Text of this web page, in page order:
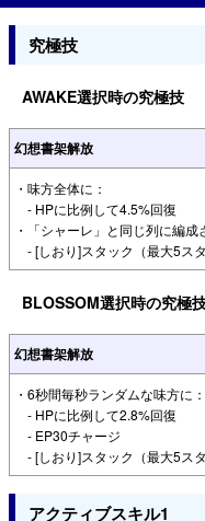
究極技
AWAKE選択時の究極技
幻想書架解放
・味方全体に：
- HPに比例して4.5%回復
・「シャーレ」と同じ列に編成
- [しおり]スタック（最大5ス
BLOSSOM選択時の究極
幻想書架解放
・6秒間毎秒ランダムな味方に：
- HPに比例して2.8%回復
- EP30チャージ
- [しおり]スタック（最大5ス
アクティブスキル1